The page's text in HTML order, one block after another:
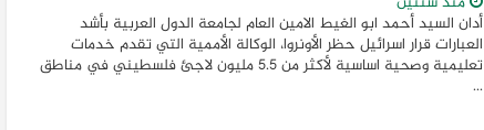
أدان السيد أحمد ابو الغيط الامين العام لجامعة الدول العربية بأشد
العبارات قرار اسرائيل حظر الأونروا، الوكالة الأممية التي تقدم خدمات
تعليمية وصحية اساسية لأكثر من ٥.٥ مليون لاجئ فلسطيني في مناطق
...